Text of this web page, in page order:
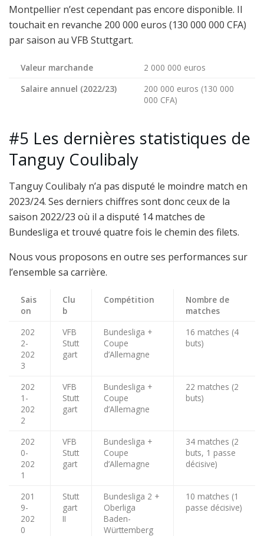
Montpellier n’est cependant pas encore disponible. Il
touchait en revanche 200 000 euros (130 000 000 CFA)
par saison au VFB Stuttgart.
Valeur marchande
2 000 000 euros
Salaire annuel (2022/23)
200 000 euros (130 000
000 CFA)
#5 Les dernières statistiques de
Tanguy Coulibaly
Tanguy Coulibaly n’a pas disputé le moindre match en
2023/24. Ses derniers chiffres sont donc ceux de la
saison 2022/23 où il a disputé 14 matches de
Bundesliga et trouvé quatre fois le chemin des filets.
Nous vous proposons en outre ses performances sur
l’ensemble sa carrière.
Sais
on
Clu
b
Compétition
Nombre de
matches
202
2-
202
3
VFB
Stutt
gart
Bundesliga +
Coupe
d’Allemagne
16 matches (4
buts)
202
1-
202
2
VFB
Stutt
gart
Bundesliga +
Coupe
d’Allemagne
22 matches (2
buts)
202
0-
202
1
VFB
Stutt
gart
Bundesliga +
Coupe
d’Allemagne
34 matches (2
buts, 1 passe
décisive)
201
9-
202
0
Stutt
gart
II
Bundesliga 2 +
Oberliga
Baden-
Württemberg
10 matches (1
passe décisive)